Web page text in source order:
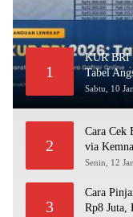
1
KUR BRI
Tabel
Sabtu, 10
2
Cara Cek
via
Senin, 12
3
Cara
Rp8 Juta,